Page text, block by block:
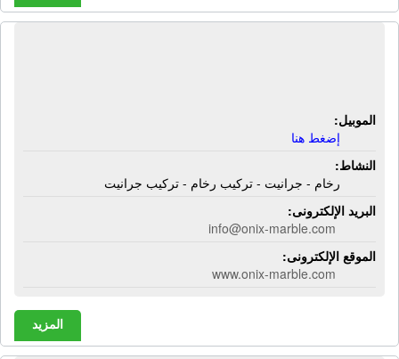
الموبيل:
إضغط هنا
النشاط:
رخام - جرانيت - تركيب رخام - تركيب جرانيت
البريد الإلكترونى:
info@onix-marble.com
الموقع الإلكترونى:
www.onix-marble.com
المزيد